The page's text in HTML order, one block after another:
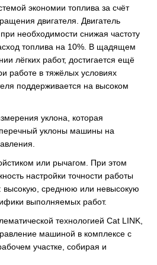
экономии топлива за счёт
двигателя. Двигатель
необходимости снижая частоту
топлива на 10%. В щадящем
лёгких работ, достигается ещё
работе в тяжёлых условиях
поддерживается на высоком
уклона, которая
уклоны машины на
или рычагом. При этом
настройки точности работы
высокую, среднюю или невысокую
выполняемых работ.
технологией Cat LINK,
машиной в комплексе с
участке, собирая и